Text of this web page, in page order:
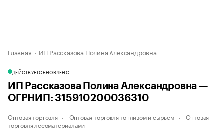
Главная ИП Рассказова Полина Александровна
ДЕЙСТВУЕТОБНОВЛЕНО
ИП Рассказова Полина Александровна —
ОГРНИП: 315910200036310
Оптовая торговля Оптовая торговля топливом и сырьём
Оптовая
торговля лесоматериалами